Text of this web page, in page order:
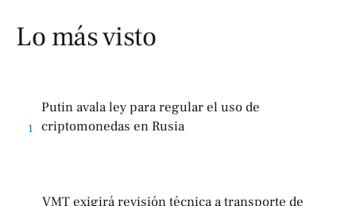
Lo más visto
1
Putin avala ley para regular el uso de
criptomonedas en Rusia
VMT exigirá revisión técnica a transporte de